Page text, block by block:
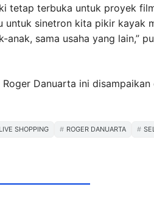
tetap terbuka untuk proyek
untuk sinetron kita pikir kayak
sama usaha yang lain,”
Danuarta ini
LIVE SHOPPING ROGER DANUARTA